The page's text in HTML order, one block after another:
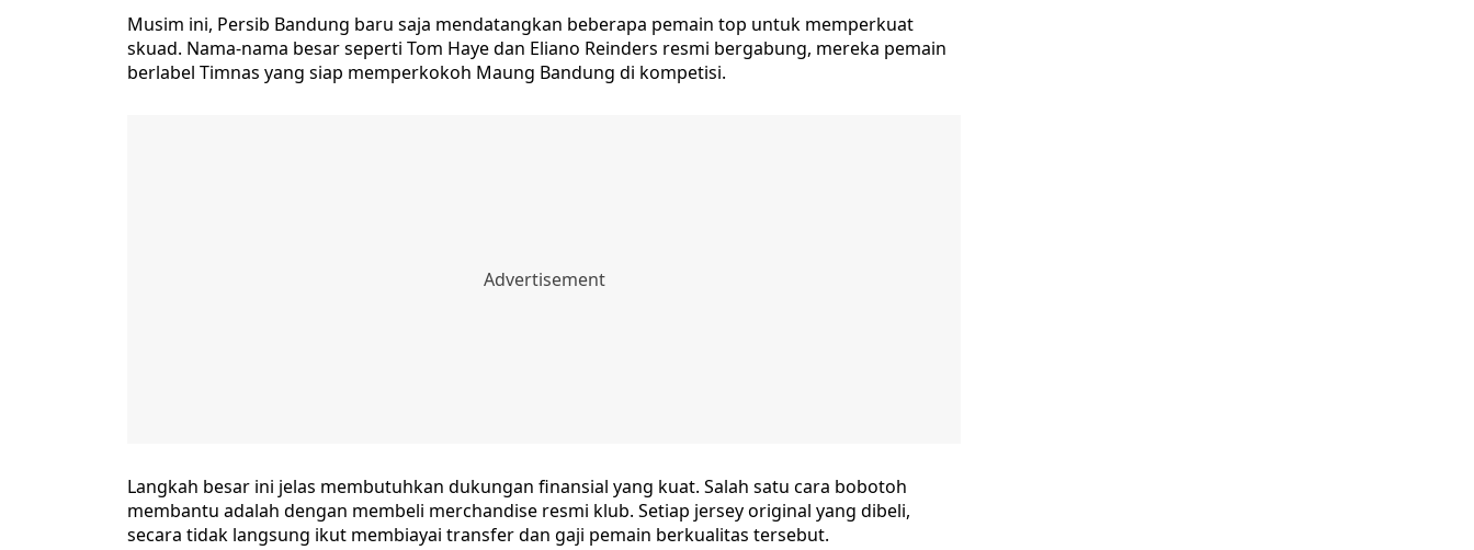
Musim ini, Persib Bandung baru saja mendatangkan beberapa pemain top untuk memperkuat
skuad. Nama-nama besar seperti Tom Haye dan Eliano Reinders resmi bergabung, mereka pemain
berlabel Timnas yang siap memperkokoh Maung Bandung di kompetisi.
Langkah besar ini jelas membutuhkan dukungan finansial yang kuat. Salah satu cara bobotoh
membantu adalah dengan membeli merchandise resmi klub. Setiap jersey original yang dibeli,
secara tidak langsung ikut membiayai transfer dan gaji pemain berkualitas tersebut.